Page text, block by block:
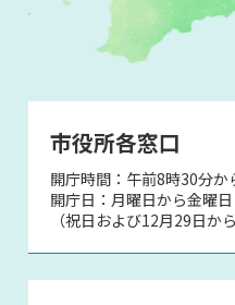
市役所各窓口
開庁時間：午前8時30分か
開庁日：月曜日から金曜日
（祝日および12月29日か